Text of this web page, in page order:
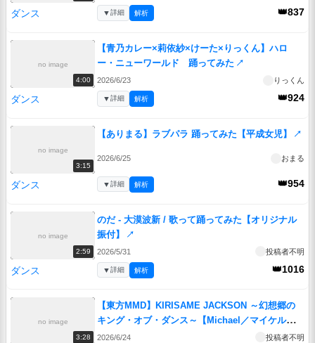
ダンス 👑837
▼詳細 解析
no image
4:00
【青乃カレー×莉依紗×けーた×りっくん】ハロ
ー・ニューワールド 踊ってみた ↗
2026/6/23 りっくん
ダンス 👑924
▼詳細 解析
no image
3:15
【ありまる】ラブパラ 踊ってみた【平成女児】 ↗
2026/6/25 おまる
ダンス 👑954
▼詳細 解析
no image
2:59
のだ - 大漠波新 / 歌って踊ってみた【オリジナル
振付】
↗
2026/5/31 投稿者不明
ダンス 👑1016
▼詳細 解析
no image
3:28
【東方MMD】KIRISAME JACKSON ～幻想郷の
キング・オブ・ダンス～【Michael／マイケル公
開記念】「 4K 60FPS」
2026/6/24 投稿者不明